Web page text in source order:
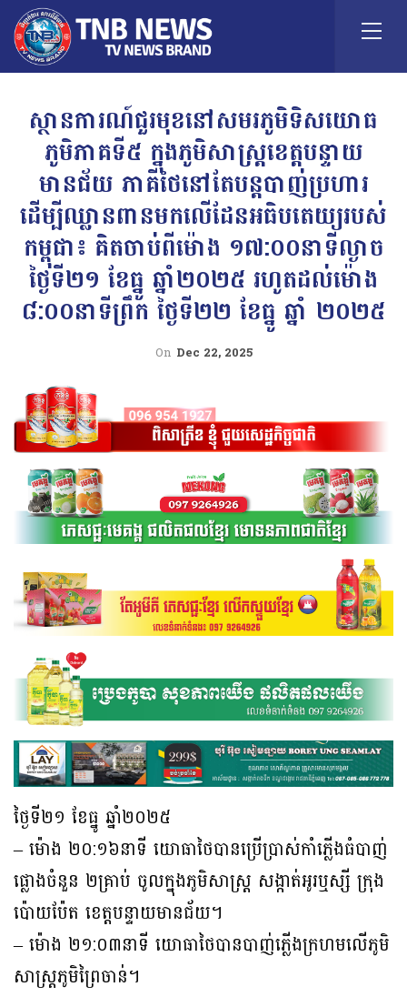
ស្ថានការណ៍ជួរមុខនៅសមរភូមិទិសយោធ
ភូមិភាគទី៥ ក្នុងភូមិសាស្រ្តខេត្តបន្ទាយ
មានជ័យ ភាគីថៃនៅតែបន្តបាញ់ប្រហារ
ដើម្បីឈ្លានពានមកលើដែនអធិបតេយ្យរបស់
កម្ពុជា៖ គិតចាប់ពីម៉ោង ១៧:០០នាទីល្ងាច
ថ្ងៃទី២១ ខែធ្នូ ឆ្នាំ២០២៥ រហូតដល់ម៉ោង
៨:០០នាទីព្រឹក ថ្ងៃទី២២ ខែធ្នូ ឆ្នាំ ២០២៥
On Dec 22, 2025
ថ្ងៃទី២១ ខែធ្នូ ឆ្នាំ២០២៥
– ម៉ោង ២០:១៦នាទី យោធាថៃបានប្រើប្រាស់កាំភ្លើងធំបាញ់
ផ្លោងចំនួន ២គ្រាប់ ចូលក្នុងភូមិសាស្ត្រ សង្កាត់អូរឬស្សី ក្រុង
ប៉ោយប៉ែត ខេត្តបន្ទាយមានជ័យ។
– ម៉ោង ២១:០៣នាទី យោធាថៃបានបាញ់ភ្លើងក្រហមលើភូមិ
សាស្រ្តភូមិព្រៃចាន់។